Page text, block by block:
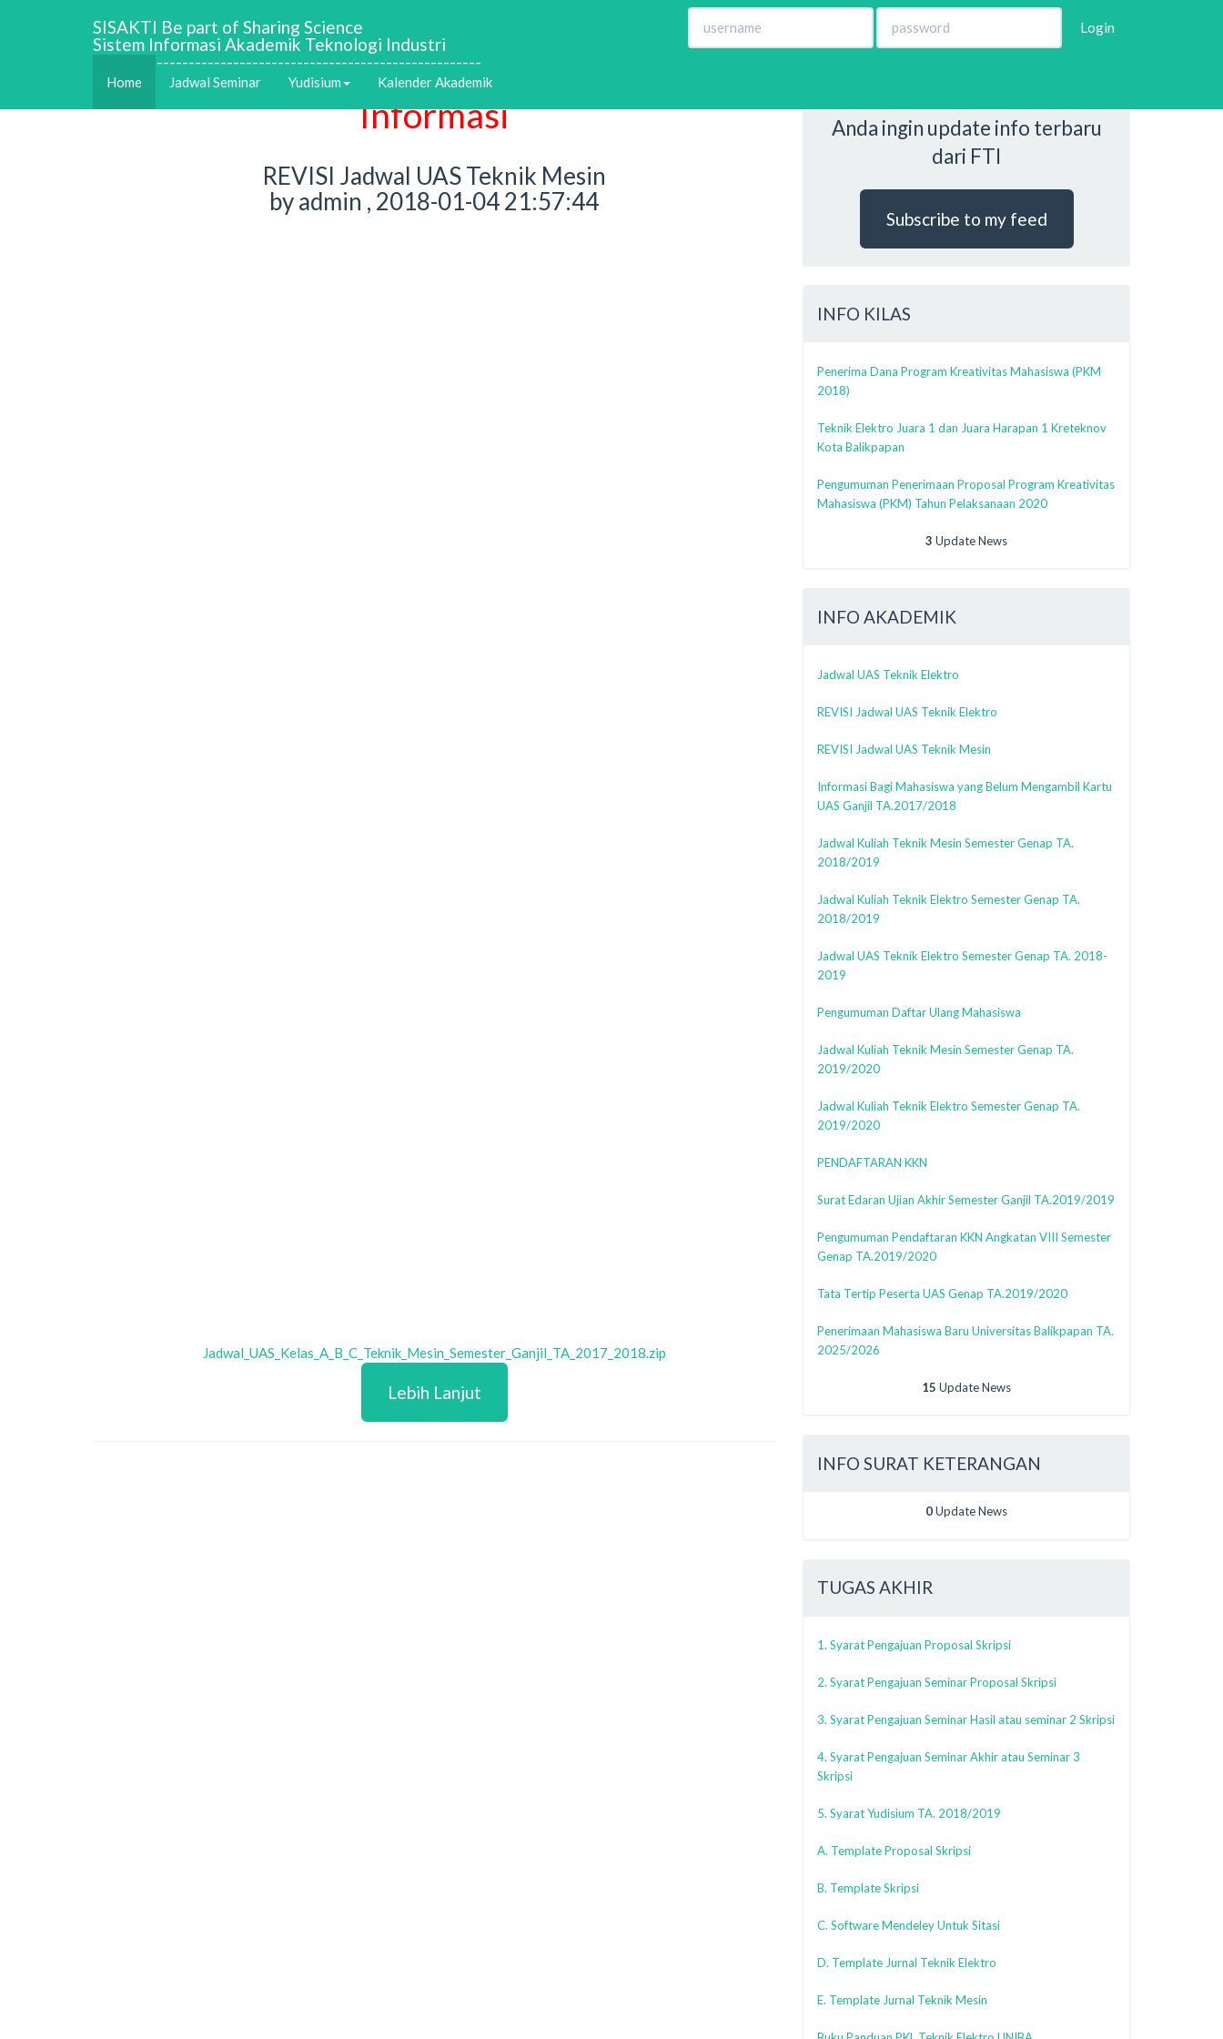
SISAKTI Be part of Sharing Science
Sistem Informasi Akademik Teknologi Industri
-------------------------------------------------------------
Login
Home Jadwal Seminar Yudisium Kalender Akademik
Informasi
REVISI Jadwal UAS Teknik Mesin
by admin , 2018-01-04 21:57:44
Jadwal_UAS_Kelas_A_B_C_Teknik_Mesin_Semester_Ganjil_TA_2017_2018.zip
Lebih Lanjut
Anda ingin update info terbaru
dari FTI
Subscribe to my feed
INFO KILAS
Penerima Dana Program Kreativitas Mahasiswa (PKM
2018)
Teknik Elektro Juara 1 dan Juara Harapan 1 Kreteknov
Kota Balikpapan
Pengumuman Penerimaan Proposal Program Kreativitas
Mahasiswa (PKM) Tahun Pelaksanaan 2020
3 Update News
INFO AKADEMIK
Jadwal UAS Teknik Elektro
REVISI Jadwal UAS Teknik Elektro
REVISI Jadwal UAS Teknik Mesin
Informasi Bagi Mahasiswa yang Belum Mengambil Kartu
UAS Ganjil TA.2017/2018
Jadwal Kuliah Teknik Mesin Semester Genap TA.
2018/2019
Jadwal Kuliah Teknik Elektro Semester Genap TA.
2018/2019
Jadwal UAS Teknik Elektro Semester Genap TA. 2018-
2019
Pengumuman Daftar Ulang Mahasiswa
Jadwal Kuliah Teknik Mesin Semester Genap TA.
2019/2020
Jadwal Kuliah Teknik Elektro Semester Genap TA.
2019/2020
PENDAFTARAN KKN
Surat Edaran Ujian Akhir Semester Ganjil TA.2019/2019
Pengumuman Pendaftaran KKN Angkatan VIII Semester
Genap TA.2019/2020
Tata Tertip Peserta UAS Genap TA.2019/2020
Penerimaan Mahasiswa Baru Universitas Balikpapan TA.
2025/2026
15 Update News
INFO SURAT KETERANGAN
0Update News
TUGAS AKHIR
1. Syarat Pengajuan Proposal Skripsi
2. Syarat Pengajuan Seminar Proposal Skripsi
3. Syarat Pengajuan Seminar Hasil atau seminar 2 Skripsi
4. Syarat Pengajuan Seminar Akhir atau Seminar 3
Skripsi
5. Syarat Yudisium TA. 2018/2019
A. Template Proposal Skripsi
B. Template Skripsi
C. Software Mendeley Untuk Sitasi
D. Template Jurnal Teknik Elektro
E. Template Jurnal Teknik Mesin